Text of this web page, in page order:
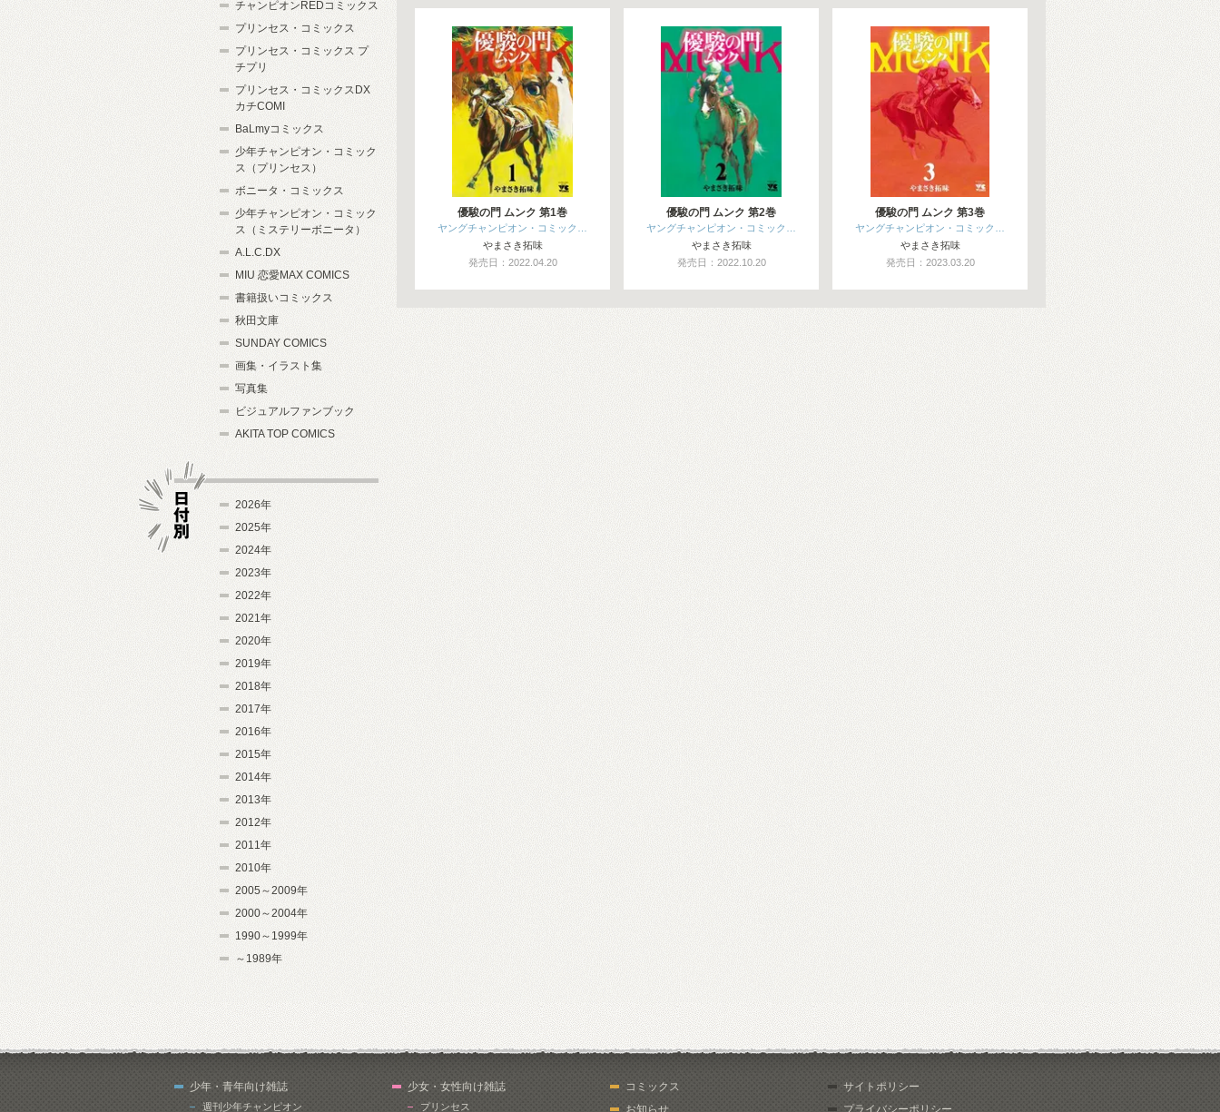
関連コミックス
優駿の門 ムンク 第1巻
ヤングチャンピオン・コミック…
やまさき拓味
発売日：2022.04.20
優駿の門 ムンク 第2巻
ヤングチャンピオン・コミック…
やまさき拓味
発売日：2022.10.20
優駿の門 ムンク 第3巻
ヤングチャンピオン・コミック…
やまさき拓味
発売日：2023.03.20
チャンピオンREDコミックス
プリンセス・コミックス
プリンセス・コミックス プ
チプリ
プリンセス・コミックスDX
カチCOMI
BaLmyコミックス
少年チャンピオン・コミック
ス（プリンセス）
ボニータ・コミックス
少年チャンピオン・コミック
ス（ミステリーボニータ）
A.L.C.DX
MIU 恋愛MAX COMICS
書籍扱いコミックス
秋田文庫
SUNDAY COMICS
画集・イラスト集
写真集
ビジュアルファンブック
AKITA TOP COMICS
2026年
2025年
2024年
2023年
2022年
2021年
2020年
2019年
2018年
2017年
2016年
2015年
2014年
2013年
2012年
2011年
2010年
2005～2009年
2000～2004年
1990～1999年
～1989年
少年・青年向け雑誌
週刊少年チャンピオン
少女・女性向け雑誌
プリンセス
コミックス
お知らせ
サイトポリシー
プライバシーポリシー